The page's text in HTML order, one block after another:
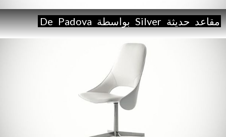
مقاعد حديثة Silver بواسطة De Padova